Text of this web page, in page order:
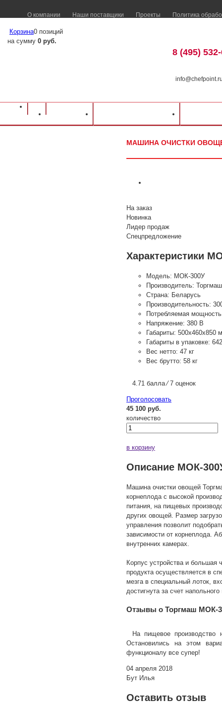
О компании Наши поставщики Проекты Политика
Корзина0 позиций
на сумму 0 руб.
8 (495)
Оборудование для ресторанов и кафе
МАШИНА ОЧИСТКИ
На заказ
Новинка
Лидер продаж
Спецпредложение
Характеристики
Модель: МОК-300У
Производитель: Торгмаш
Страна: Беларусь
Производительность:
Потребляемая
Напряжение: 380 В
Габариты: 500х460х850
Габариты в упаковке:
Вес нетто: 47 кг
Вес брутто: 58 кг
4.71 балла ⁄ 7 оценок
Проголосовать
45 100 руб.
количество
в корзину
Описание МОК-
Машина очистки овощей
корнеплода с высокой
питания, на пищевых
других овощей. Размер
управления позволит
зависимости от корнеплода.
внутренних камерах.
Корпус устройства и большая
продукта осуществляется в
мезга в специальный лоток,
достигнута за счет
Отзывы о Торгмаш МОК-
На пищевое
Остановились на этом
функционалу все супер!
04 апреля 2018
Бут Илья
Оставить отзыв